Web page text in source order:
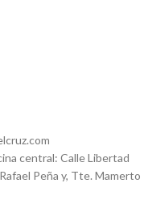
central: Calle Libertad
Peña y, Tte. Mamerto